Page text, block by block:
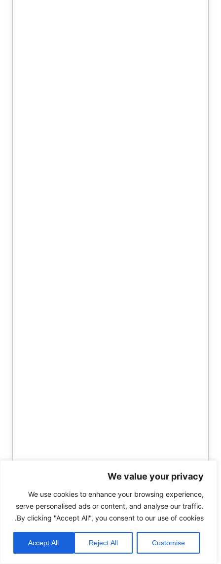
We value your privacy
We use cookies to enhance your browsing experience,
serve personalised ads or content, and analyse our traffic.
By clicking "Accept All", you consent to our use of cookies.
Customise
Reject All
Accept All